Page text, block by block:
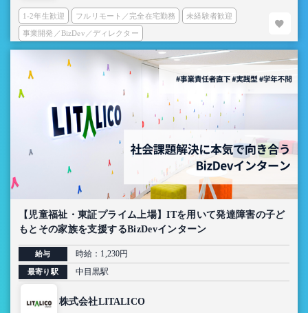
1-2年生歓迎 フルリモート／完全在宅勤務 未経験者歓迎
事業開発／BizDev／ディレクター
【児童福祉・東証プライム上場】ITを用いて発達障害の子ど
もとその家族を支援するBizDevインターン
給与 時給：1,230円
最寄り駅 中目黒駅
株式会社LITALICO